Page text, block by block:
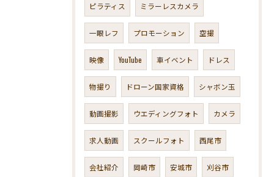
ピラティス ミラーレスカメラ
一眼レフ プロモーション 空撮
映像 YouTube 車イベント ドレス
物撮り ドローン国家資格 シャボン玉
動画撮影 ウエディングフォト カメラ
求人動画 スクールフォト 西尾市
会社紹介 岡崎市 安城市 刈谷市